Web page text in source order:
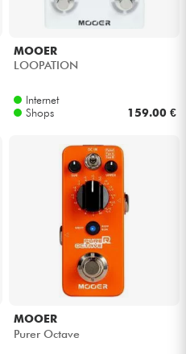
MOOER
LOOPATION
Internet
Shops
159.00 €
MOOER
Purer Octave